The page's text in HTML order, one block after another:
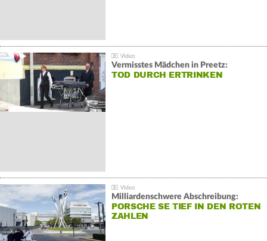
Vermisstes Mädchen in Preetz:
TOD DURCH ERTRINKEN
Milliardenschwere Abschreibung:
PORSCHE SE TIEF IN DEN ROTEN
ZAHLEN